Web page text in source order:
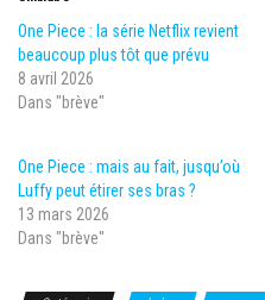
One Piece : la série Netflix revient
beaucoup plus tôt que prévu
8 avril 2026
Dans "brève"
One Piece : mais au fait, jusqu’où
Luffy peut étirer ses bras ?
13 mars 2026
Dans "brève"